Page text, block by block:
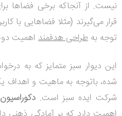
نیست. از آنجاکه برخی فضاها
قرار می‌گیرند (مثلا فضاهایی با
توجه به طراحی هدفمند اهمیت
این دیوار سبز متمایز که به
شده، باتوجه به ماهیت و اهداف
شرکت ایده سبز است.